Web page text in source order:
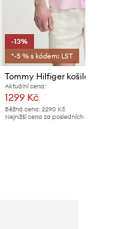
-13%
*-5 % s kódem: LST
Aktuální cena:
1299 Kč
Běžná cena: 2290 Kč
Nejnižší cena za posledních 30 dnů